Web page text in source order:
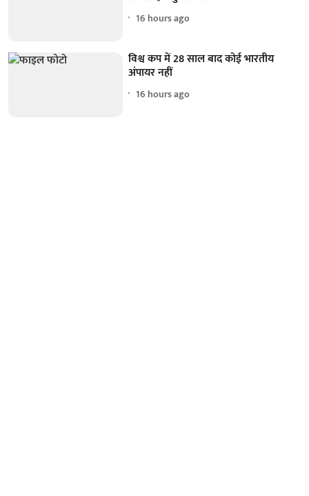
16 hours ago
विश्व कप में 28 साल बाद कोई भारतीय
अंपायर नहीं
16 hours ago